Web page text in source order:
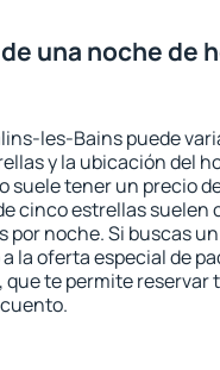
una noche de
les-Bains puede
y la ubicación del
suele tener un precio
cinco estrellas suelen
por noche. Si buscas
la oferta especial de
que te permite